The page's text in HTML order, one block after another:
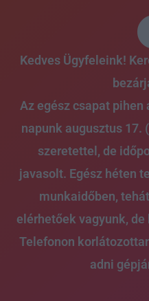
Kedves Ügyfeleink!
Az egész csapat
napunk augusztus
szeretettel, de
javasolt. Egész héten
munkaidőben,
elérhetőek vagyunk,
Telefonon
adni